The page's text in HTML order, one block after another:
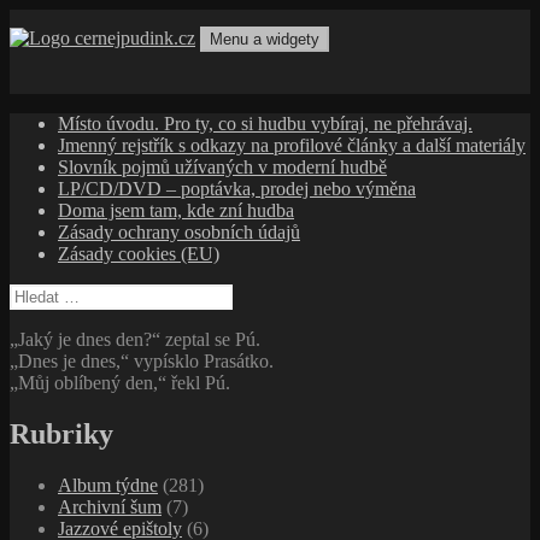
k
Menu a widgety
Místo úvodu. Pro ty, co si hudbu vybíraj, ne přehrávaj.
Jmenný rejstřík s odkazy na profilové články a další materiály
Slovník pojmů užívaných v moderní hudbě
LP/CD/DVD – poptávka, prodej nebo výměna
Doma jsem tam, kde zní hudba
Zásady ochrany osobních údajů
Zásady cookies (EU)
Vyhledávání
„Jaký je dnes den?“ zeptal se Pú.
„Dnes je dnes,“ vypísklo Prasátko.
„Můj oblíbený den,“ řekl Pú.
Rubriky
Album týdne (281)
Archivní šum (7)
Jazzové epištoly (6)